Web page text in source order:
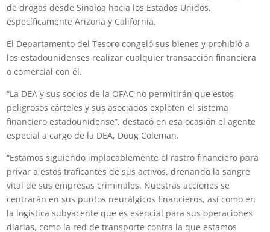
de drogas desde Sinaloa hacia los Estados Unidos,
específicamente Arizona y California.
El Departamento del Tesoro congeló sus bienes y prohibió a
los estadounidenses realizar cualquier transacción financiera
o comercial con él.
“La DEA y sus socios de la OFAC no permitirán que estos
peligrosos cárteles y sus asociados exploten el sistema
financiero estadounidense”, destacó en esa ocasión el agente
especial a cargo de la DEA, Doug Coleman.
“Estamos siguiendo implacablemente el rastro financiero para
privar a estos traficantes de sus activos, drenando la sangre
vital de sus empresas criminales. Nuestras acciones se
centrarán en sus puntos neurálgicos financieros, así como en
la logística subyacente que es esencial para sus operaciones
diarias, como la red de transporte contra la que estamos